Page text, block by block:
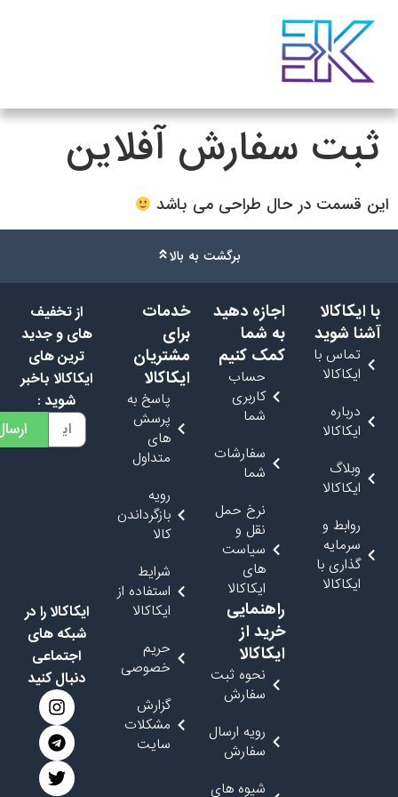
سفارش آفلاین
قسمت در حال طراحی می باشد
برگشت به بالا
ایکاکالا
شوید
تماس با
ایکاکالا
درباره
ایکاکالا
وبلاگ
ایکاکالا
روابط و
سرمایه
گذاری با
ایکاکالا
اجازه دهید
به شما
کمک کنیم
حساب
کاربری
سفارشات
شما
نرخ حمل
نقل و
سیاست
ایکاکالا
راهنمایی
خرید از
ایکاکالا
نحوه ثبت
سفارش
رویه ارسال
سفارش
شیوه های
خدمات
برای
مشتریان
ایکاکالا
پاسخ به
پرسش
های
متداول
بازگرداندن
شرایط
استفاده از
ایکاکالا
حریم
خصوصی
گزارش
مشکلات
سایت
از تخفیف
های و جدید
ترین های
ایکاکالا باخبر
شوید :
ارسال
ایکاکالا را در
شبکه های
اجتماعی
دنبال کنید